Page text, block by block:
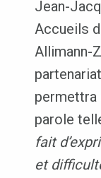
Jean-
Accueils
Allimann-
permettra
parole
fait
et